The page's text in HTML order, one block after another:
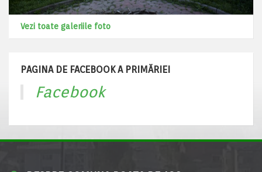
Vezi toate galeriile foto
PAGINA DE FACEBOOK A PRIMĂRIEI
Facebook